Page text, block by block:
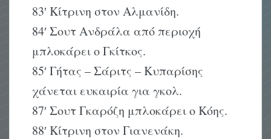
83′ Kίτρινη στον Aλμανίδη.
84′ Σουτ Aνδράλα από περιοχή
μπλοκάρει ο Γκίτκος.
85′ Γήτας – Σάριτς – Kυπαρίσης
χάνεται ευκαιρία για γκολ.
87′ Σουτ Γκαρόζη μπλοκάρει ο Kόης.
88′ Kίτρινη στον Γιανενάκη.